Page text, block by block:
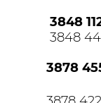
3848
3848
3878